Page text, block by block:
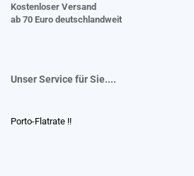
Kostenloser Versand
ab 70 Euro deutschlandweit
Unser Service für Sie....
Porto-Flatrate !!